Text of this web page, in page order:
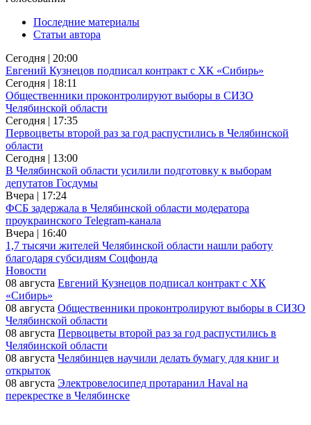
Последние материалы
Статьи автора
Сегодня | 20:00
Евгений Кузнецов подписал контракт с ХК «Сибирь»
Сегодня | 18:11
Общественники проконтролируют выборы в СИЗО
Челябинской области
Сегодня | 17:35
Первоцветы второй раз за год распустились в Челябинской
области
Сегодня | 13:00
В Челябинской области усилили подготовку к выборам
депутатов Госдумы
Вчера | 17:24
ФСБ задержала в Челябинской области модератора
проукраинского Telegram-канала
Вчера | 16:40
1,7 тысячи жителей Челябинской области нашли работу
благодаря субсидиям Соцфонда
Новости
08 августа Евгений Кузнецов подписал контракт с ХК
«Сибирь»
08 августа Общественники проконтролируют выборы в СИЗО
Челябинской области
08 августа Первоцветы второй раз за год распустились в
Челябинской области
08 августа Челябинцев научили делать бумагу для книг и
открыток
08 августа Электровелосипед протаранил Haval на
перекрестке в Челябинске